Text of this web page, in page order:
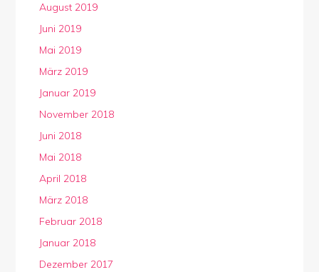
August 2019
Juni 2019
Mai 2019
März 2019
Januar 2019
November 2018
Juni 2018
Mai 2018
April 2018
März 2018
Februar 2018
Januar 2018
Dezember 2017